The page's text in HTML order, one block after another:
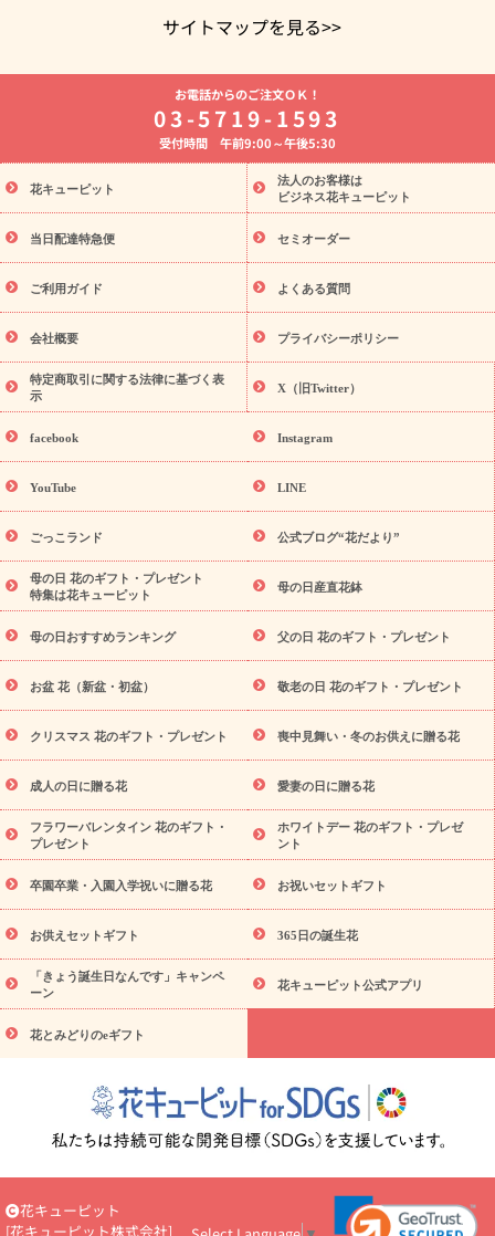
サイトマップを見る>>
よく贈られる花
お祝いの花特集
誕生日フラワーギフト特集
8月の誕生花(トルコキキョウ)
開店・開業祝い
お供え・お悔やみ お供え・お悔やみの花
通夜・葬儀に贈る花 胡蝶蘭・花鉢
ーブドフラワー
季節のイベント
ひまわり ギフト・プレゼント
特集
お盆 花（新盆・初盆） 季節のイベント
お盆 花（新
盆・初盆）
お盆 花（新盆・初盆）
お盆・お供え 花とセットギ
フト
お盆・お供え プリザーブドフラワー
ひまわり ギフト・プ
レゼント特集
夏の花贈り・お中元・暑中見舞い 花のギフト特集
敬老の日におくる花ギフト・プレゼント特集
花ギフト・プレゼント特集
敬老の日 花のおすすめランキング
敬
老の日 花鉢植えのギフト・プレゼント特集
敬老の日 花とセットギ
フト・プレゼント特集
敬老の日の花 全てのギフト一覧
キャン
ペーン
映画『ウォーターガーディアンズ』コラボキャンペーン
「きょう誕生日なんです」キャンペーン
誕生日の花を探す
誕生日フラワーギフト 誕生日フラワーギフト特集
(トルコキキョウ)
9月の誕生花(リンドウ)
ら探す
お祝いの花特集 当日配達特急便 お祝い商品一覧
念日
結婚祝い 出産祝い 退院祝い・快気祝い
寿祝い
プチギフト ペットのお祝いフラワー
お供え・お悔やみの花
四十九日法要以降に贈る花
通夜・葬儀
に贈る花
お供え お花とセットギフト
お供え プリザーブドフラ
ワー
ペットのお供えフラワー お盆（新盆・初盆）
その他
お祝い返し
お見舞い お取り寄せギフト ビジネス用
ご自宅
用
観葉植物 ミディ胡蝶蘭 プリザーブドフラワー
スタイル
から探す
アレンジメント 花束 スタンド花 お祝い
お供
え・お悔やみ
胡蝶蘭・花鉢
ミディ胡蝶蘭・お祝い
ミディ胡蝶蘭・お供え
世界初の青色胡蝶蘭 観葉植物
観葉植
物
産直多肉植物 プリザーブドフラワー お祝い
お供え・お
悔やみ
花とセットギフト セミオーダー
プチギフト
（hanamore -ハナモア-）
花とみどりのeギフト
トのeGfit
カラー ピンク イエローオレンジ レッド
お花
の種類
バラ ユリ トルコキキョウ 予算から探す
お祝い・3000円～ お祝い・4000円～ お祝い・5000円～
お祝い・7000円～ お祝い・ 10000円～ お供え・お悔やみ
供え・お悔やみ・3000円～ お供え・お悔やみ・5000円～
お供
え・お悔やみ・7000円～
365日の誕生花カレンダー
いのマナー
定年退職祝いのマナー
お祝いを贈るときのマナ
花キューピットのお祝いコラム一覧
誕生日のお花を
「色彩心理学」で選ぶ方法
結婚祝いの予算相場
出産祝いお役立
ち情報
転職祝いのマナー基礎知識
ペットのお祝いワンポイント
スタンド花（フラスタ）のマナー
お見舞いのマナー
とルール
新築引っ越し祝いコラム
お祝い花のマナー総まとめ
お電話からのご注文ＯＫ！
03-5719-1593
受付時間 午前9:00～午後5:30
花キューピット
法人のお客様は
ビジネス花キューピット
当日配達特急便 セミオーダー
ご利用ガイド よくある質問
会社概要 プライバシーポリシー
特定商取引に関する法律に基づく表
示
X（旧Twitter）
facebook Instagram
YouTube LINE
ごっこランド 公式ブログ“花だより”
母の日 花のギフト・プレゼント
特集は花キューピット
母の日産直花鉢
母の日おすすめランキング 父の日 花のギフト・プレゼント
お盆 花（新盆・初盆） 敬老の日 花のギフト・プレゼント
クリスマス 花のギフト・プレゼント 喪中見舞い・冬のお供えに贈る花
成人の日に贈る花 愛妻の日に贈る花
フラワーバレンタイン 花のギフト・
プレゼント
ホワイトデー 花のギフト・プレゼ
ント
卒園卒業・入園入学祝いに贈る花 お祝いセットギフト
お供えセットギフト 365日の誕生花
「きょう誕生日なんです」キャンペ
ーン
花キューピット公式アプリ
花とみどりのeギフト
花キューピット
[花キューピット株式会社]